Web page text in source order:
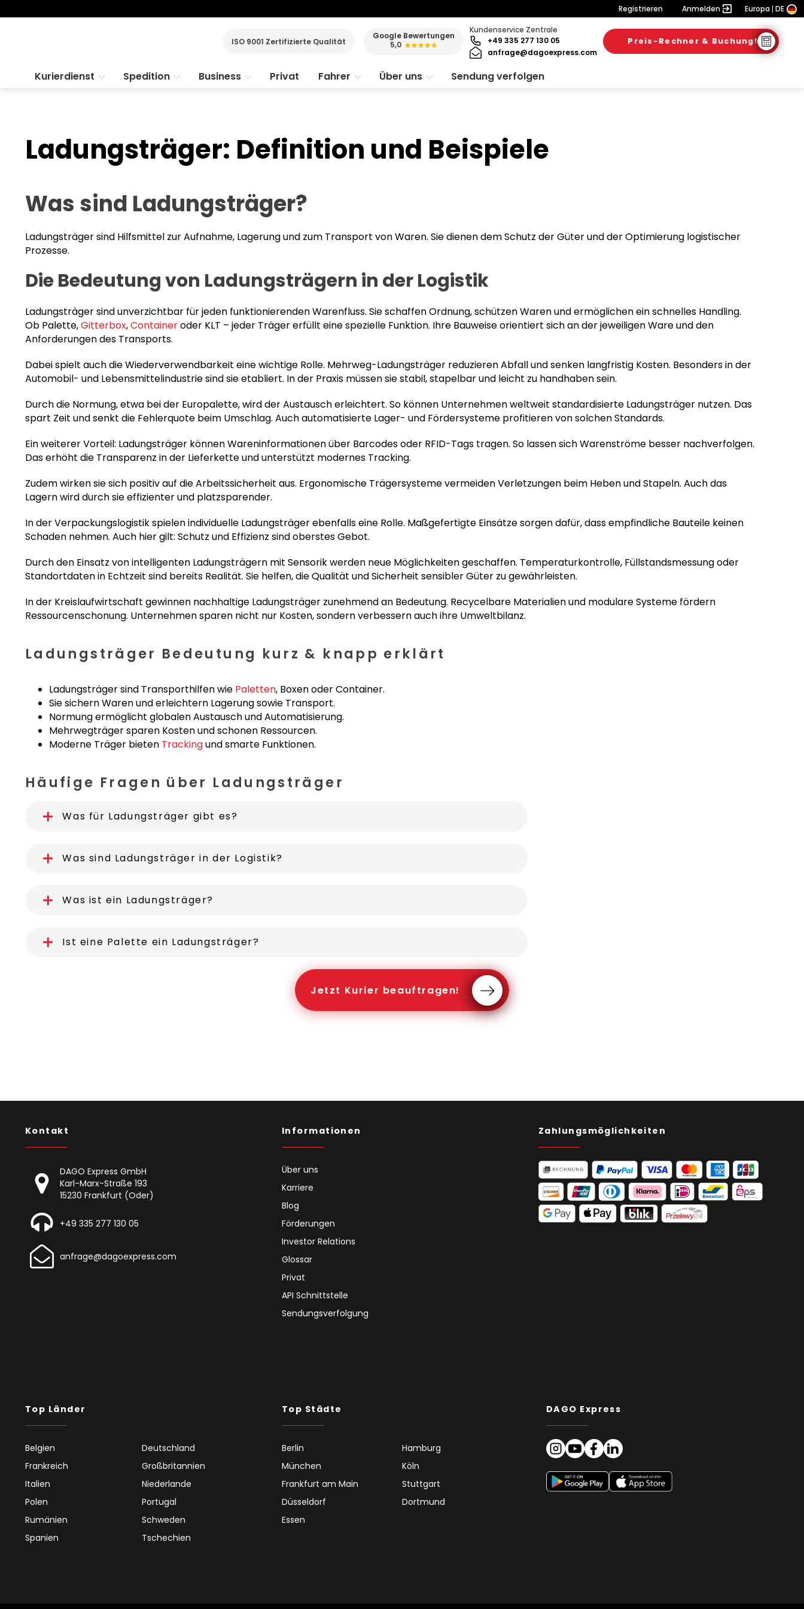
Registrieren Anmelden Europa DE
ISO 9001 Zertifizierte Qualität
Google Bewertungen
5,0 ★★★★★
Kundenservice Zentrale
+49 335 277 130 05
anfrage@dagoexpress.com
Preis-Rechner & Buchung!
Kurierdienst Spedition Business Privat Fahrer Über uns Sendung verfolgen
Ladungsträger: Definition und Beispiele
Was sind Ladungsträger?
Ladungsträger sind Hilfsmittel zur Aufnahme, Lagerung und zum Transport von Waren. Sie dienen dem Schutz der Güter und der Optimierung logistischer
Prozesse.
Die Bedeutung von Ladungsträgern in der Logistik
Ladungsträger sind unverzichtbar für jeden funktionierenden Warenfluss. Sie schaffen Ordnung, schützen Waren und ermöglichen ein schnelles Handling.
Ob Palette,Gitterbox,Containeroder KLT – jeder Träger erfüllt eine spezielle Funktion. Ihre Bauweise orientiert sich an der jeweiligen Ware und den
Anforderungen des Transports.
Dabei spielt auch die Wiederverwendbarkeit eine wichtige Rolle. Mehrweg-Ladungsträger reduzieren Abfall und senken langfristig Kosten. Besonders in der
Automobil- und Lebensmittelindustrie sind sie etabliert. In der Praxis müssen sie stabil, stapelbar und leicht zu handhaben sein.
Durch die Normung, etwa bei der Europalette, wird der Austausch erleichtert. So können Unternehmen weltweit standardisierte Ladungsträger nutzen. Das
spart Zeit und senkt die Fehlerquote beim Umschlag. Auch automatisierte Lager- und Fördersysteme profitieren von solchen Standards.
Ein weiterer Vorteil: Ladungsträger können Wareninformationen über Barcodes oder RFID-Tags tragen. So lassen sich Warenströme besser nachverfolgen.
Das erhöht die Transparenz in der Lieferkette und unterstützt modernes Tracking.
Zudem wirken sie sich positiv auf die Arbeitssicherheit aus. Ergonomische Trägersysteme vermeiden Verletzungen beim Heben und Stapeln. Auch das
Lagern wird durch sie effizienter und platzsparender.
In der Verpackungslogistik spielen individuelle Ladungsträger ebenfalls eine Rolle. Maßgefertigte Einsätze sorgen dafür, dass empfindliche Bauteile keinen
Schaden nehmen. Auch hier gilt: Schutz und Effizienz sind oberstes Gebot.
Durch den Einsatz von intelligenten Ladungsträgern mit Sensorik werden neue Möglichkeiten geschaffen. Temperaturkontrolle, Füllstandsmessung oder
Standortdaten in Echtzeit sind bereits Realität. Sie helfen, die Qualität und Sicherheit sensibler Güter zu gewährleisten.
In der Kreislaufwirtschaft gewinnen nachhaltige Ladungsträger zunehmend an Bedeutung. Recycelbare Materialien und modulare Systeme fördern
Ressourcenschonung. Unternehmen sparen nicht nur Kosten, sondern verbessern auch ihre Umweltbilanz.
Ladungsträger Bedeutung kurz & knapp erklärt
Ladungsträger sind Transporthilfen wie Paletten, Boxen oder Container.
Sie sichern Waren und erleichtern Lagerung sowie Transport.
Normung ermöglicht globalen Austausch und Automatisierung.
Mehrwegträger sparen Kosten und schonen Ressourcen.
Moderne Träger bieten Trackingund smarte Funktionen.
Häufige Fragen über Ladungsträger
Was für Ladungsträger gibt es?
Was sind Ladungsträger in der Logistik?
Was ist ein Ladungsträger?
Ist eine Palette ein Ladungsträger?
Jetzt Kurier beauftragen!
Kontakt
DAGO Express GmbH
Karl-Marx-Straße 193
15230 Frankfurt (Oder)
+49 335 277 130 05
anfrage@dagoexpress.com
Informationen
Über uns
Karriere
Blog
Förderungen
Investor Relations
Glossar
Privat
API Schnittstelle
Sendungsverfolgung
Zahlungsmöglichkeiten
Top Länder
Belgien
Deutschland
Frankreich
Großbritannien
Italien
Niederlande
Polen
Portugal
Rumänien
Schweden
Spanien
Tschechien
Top Städte
Berlin
Hamburg
München
Köln
Frankfurt am Main
Stuttgart
Düsseldorf
Dortmund
Essen
DAGO Express